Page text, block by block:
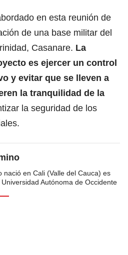
en esta reunión de
de una base militar del
Casanare. La
es ejercer un control
y evitar que se lleven a
la tranquilidad de la
la seguridad de los
nació en Cali (Valle del Cauca) es
Autónoma de Occidente